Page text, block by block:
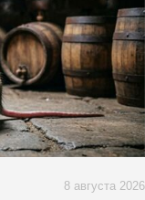
8 августа 2026